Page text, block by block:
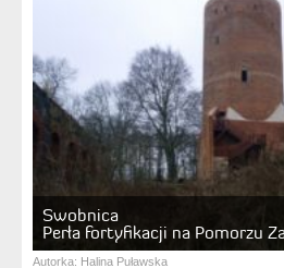
Swobnica
Perła fortyfikacji na Pomorzu
Autorka: Halina Puławska